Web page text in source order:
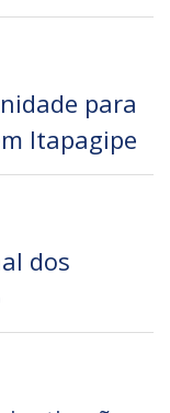
para
Itapagipe
dos